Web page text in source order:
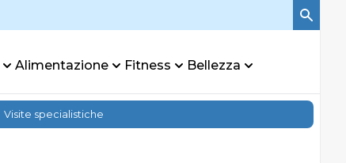
Alimentazione Fitness Bellezza
Visite specialistiche